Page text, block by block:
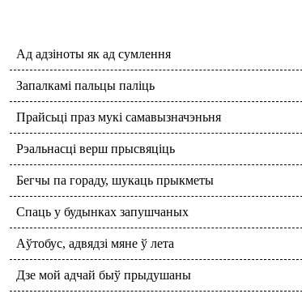
Ад адзіноты як ад сумлення
Запалкамі пальцы паліць
Прайсьці праз мукі самавызначэньня
Рэальнасці верш прысвяціць
Бегчы па гораду, шукаць прыкметы
Спаць у будынках запушчаных
Аўтобус, адвядзі мяне ў лета
Дзе мой адчай быў прыдушаны